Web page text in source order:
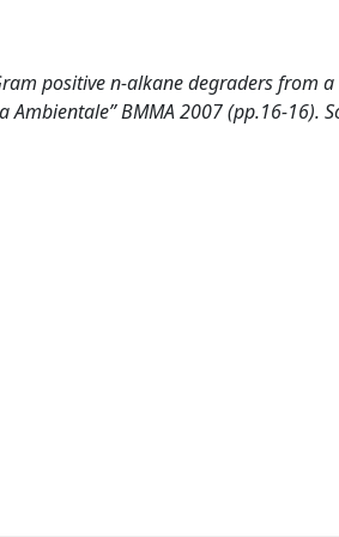
positive n-alkane degraders from a
BMMA 2007 (pp.16-16).